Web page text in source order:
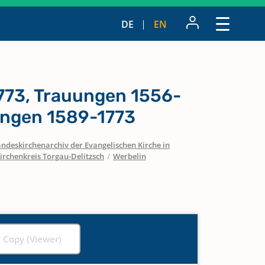
DE EN
Trauungen 1556-
1589-1773
der Evangelischen Kirche in
Torgau-Delitzsch / Werbelin
(Viewer)